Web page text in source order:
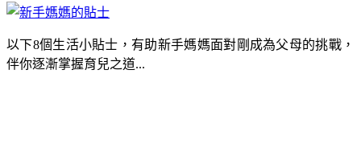
以下8個生活小貼士，有助新手媽媽面對剛成為父母的挑戰，
伴你逐漸掌握育兒之道...